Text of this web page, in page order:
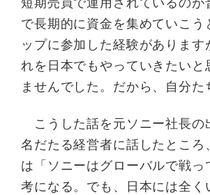
短期売買で運用されているの
で長期的に資金を集めていこ
ップに参加した経験がありま
れを日本でもやっていきたい
ませんでした。だから、自分
こうした話を元ソニー社長の
名だたる経営者に話したとこ
は「ソニーはグローバルで戦
考になる。でも、日本には全